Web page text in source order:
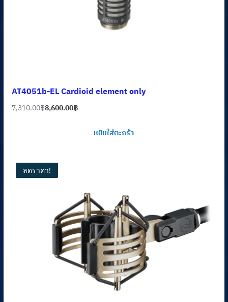
AT4051b-EL Cardioid element only
8,600.00฿
Original
7,310.00฿
Current
หยิบใส่ตะกร้า
ลดราคา!